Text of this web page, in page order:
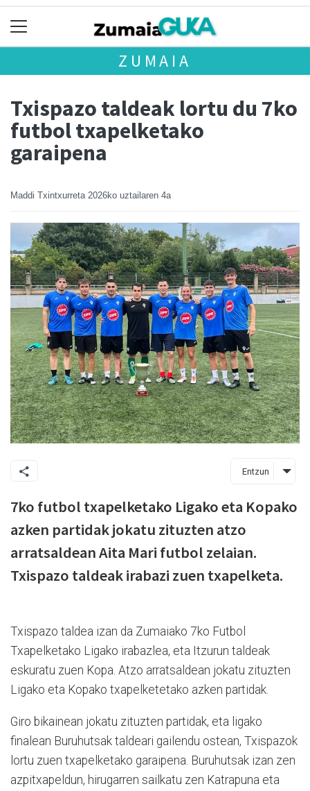
ZUMAIA
Txispazo taldeak lortu du 7ko
futbol txapelketako
garaipena
Maddi Txintxurreta 2026ko uztailaren 4a
Entzun
7ko futbol txapelketako Ligako eta Kopako
azken partidak jokatu zituzten atzo
arratsaldean Aita Mari futbol zelaian.
Txispazo taldeak irabazi zuen txapelketa.
Txispazo taldea izan da Zumaiako 7ko Futbol
Txapelketako Ligako irabazlea, eta Itzurun taldeak
eskuratu zuen Kopa. Atzo arratsaldean jokatu zituzten
Ligako eta Kopako txapelketetako azken partidak.
Giro bikainean jokatu zituzten partidak, eta ligako
finalean Buruhutsak taldeari gailendu ostean, Txispazok
lortu zuen txapelketako garaipena. Buruhutsak izan zen
azpitxapeldun, hirugarren sailkatu zen Katrapuna eta